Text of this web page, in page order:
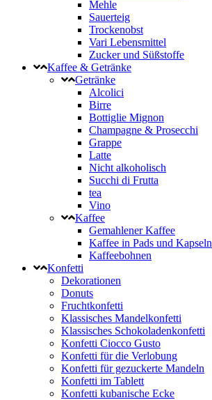
Mehle
Sauerteig
Trockenobst
Vari Lebensmittel
Zucker und Süßstoffe
Kaffee & Getränke
Getränke
Alcolici
Birre
Bottiglie Mignon
Champagne & Prosecchi
Grappe
Latte
Nicht alkoholisch
Succhi di Frutta
tea
Vino
Kaffee
Gemahlener Kaffee
Kaffee in Pads und Kapseln
Kaffeebohnen
Konfetti
Dekorationen
Donuts
Fruchtkonfetti
Klassisches Mandelkonfetti
Klassisches Schokoladenkonfetti
Konfetti Ciocco Gusto
Konfetti für die Verlobung
Konfetti für gezuckerte Mandeln
Konfetti im Tablett
Konfetti kubanische Ecke